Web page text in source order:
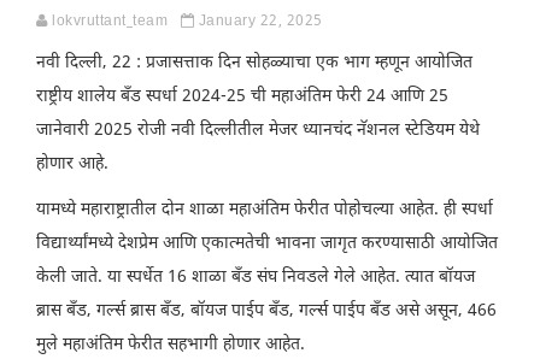
lokvruttant_team January 22, 2025
नवी दिल्ली, 22 : प्रजासत्ताक दिन सोहळ्याचा एक भाग म्हणून आयोजित
राष्ट्रीय शालेय बँड स्पर्धा 2024-25 ची महाअंतिम फेरी 24 आणि 25
जानेवारी 2025 रोजी नवी दिल्लीतील मेजर ध्यानचंद नॅशनल स्टेडियम येथे
होणार आहे.
यामध्ये महाराष्ट्रातील दोन शाळा महाअंतिम फेरीत पोहोचल्या आहेत. ही स्पर्धा
विद्यार्थ्यांमध्ये देशप्रेम आणि एकात्मतेची भावना जागृत करण्यासाठी आयोजित
केली जाते. या स्पर्धेत 16 शाळा बँड संघ निवडले गेले आहेत. त्यात बॉयज
ब्रास बँड, गर्ल्स ब्रास बँड, बॉयज पाईप बँड, गर्ल्स पाईप बँड असे असून, 466
मुले महाअंतिम फेरीत सहभागी होणार आहेत.